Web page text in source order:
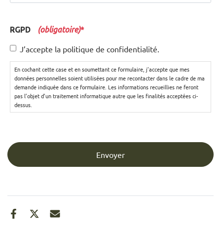
RGPD (obligatoire)*
J’accepte la politique de confidentialité.
En cochant cette case et en soumettant ce formulaire, j’accepte que mes
données personnelles soient utilisées pour me recontacter dans le cadre de ma
demande indiquée dans ce formulaire. Les informations recueillies ne feront
pas l’objet d’un traitement informatique autre que les finalités acceptées ci-
dessus.